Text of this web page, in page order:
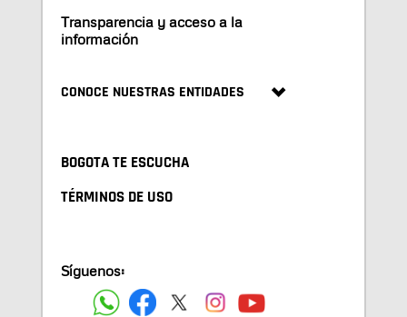
Transparencia y acceso a la
información
CONOCE NUESTRAS ENTIDADES
BOGOTA TE ESCUCHA
TÉRMINOS DE USO
Síguenos: